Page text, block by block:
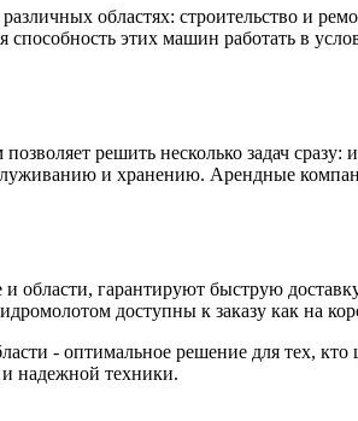
областях: строительство и
этих машин работать в
решить несколько задач
и хранению. Арендные
гарантируют быструю
доступны к заказу как на
- оптимальное решение для тех,
надежной техники.